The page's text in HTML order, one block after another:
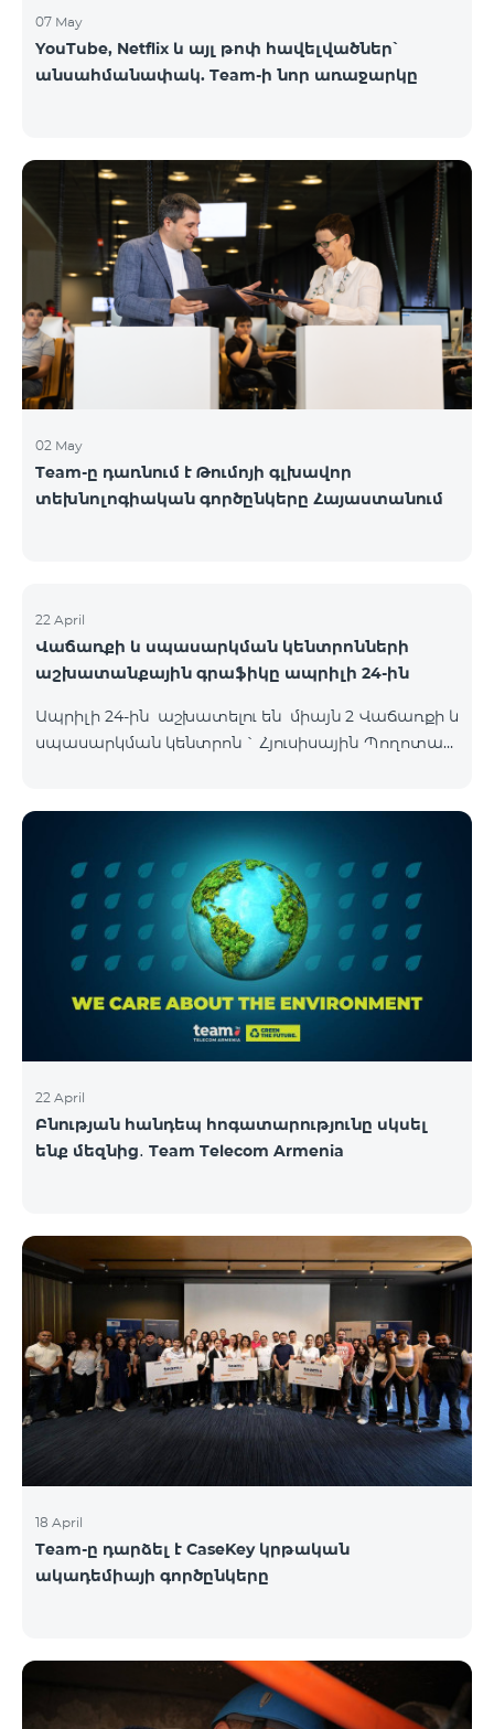
07 May
YouTube, Netflix և այլ թոփ հավելվածներ՝
անսահմանափակ. Team-ի նոր առաջարկը
02 May
Team-ը դառնում է Թումոյի գլխավոր
տեխնոլոգիական գործընկերը Հայաստանում
22 April
Վաճառքի և սպասարկման կենտրոնների
աշխատանքային գրաֆիկը ապրիլի 24-ին
Ապրիլի 24-ին աշխատելու են միայն 2 Վաճառքի և
սպասարկման կենտրոն ` Հյուսիսային Պողոտան
«Արմենիա միջազգային օդանավակայան» ՓԲԸ
ժամանման սրահ Շուրջօրյա
22 April
Բնության հանդեպ հոգատարությունը սկսել
ենք մեզնից․ Team Telecom Armenia
18 April
Team-ը դարձել է CaseKey կրթական
ակադեմիայի գործընկերը